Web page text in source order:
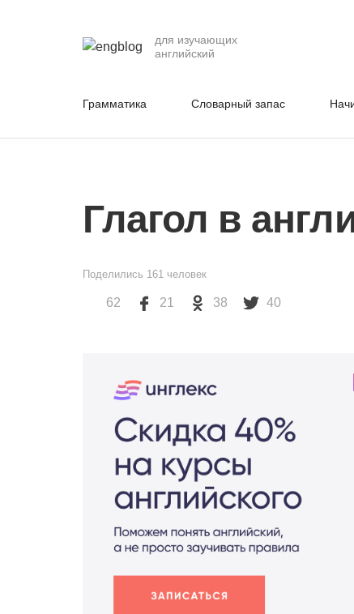
для изучающих
английский
Грамматика Словарный запас
Глагол в
Поделились 161 человек
62 21 38 40